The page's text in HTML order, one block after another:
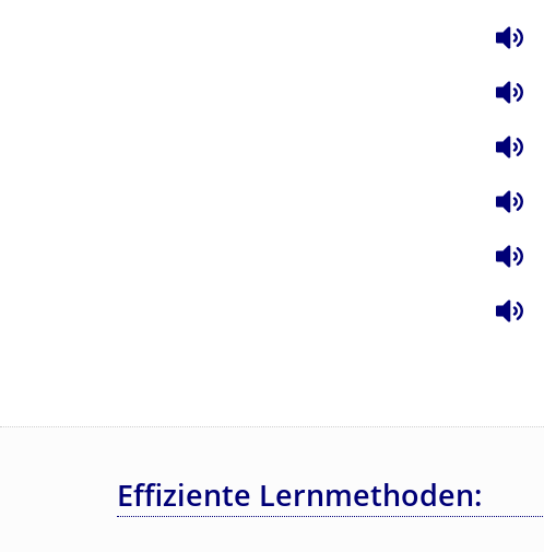
Effiziente Lernmethoden: